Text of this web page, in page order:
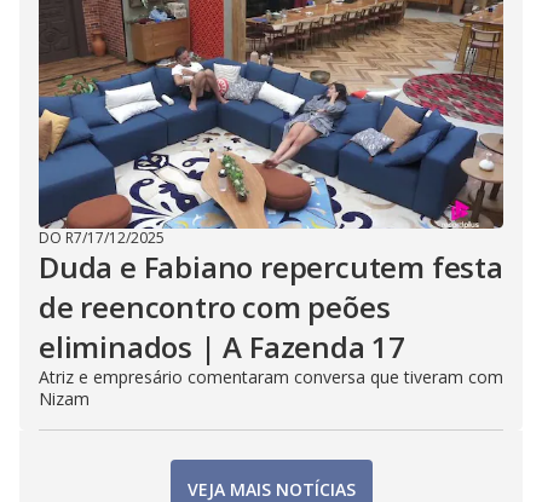
DO R7/17/12/2025
Duda e Fabiano repercutem festa
de reencontro com peões
eliminados | A Fazenda 17
Atriz e empresário comentaram conversa que tiveram com
Nizam
VEJA MAIS NOTÍCIAS